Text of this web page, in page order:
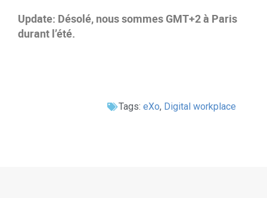
Update: Désolé, nous sommes GMT+2 à Paris
durant l’été.
Tags: eXo, Digital workplace